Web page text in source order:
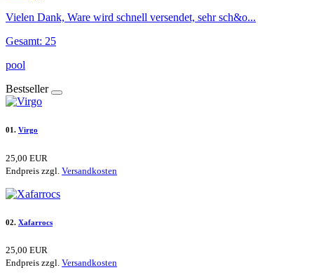
Vielen Dank, Ware wird schnell versendet, sehr sch&o...
Gesamt: 25
pool
Bestseller
01. Virgo
25,00 EUR
Endpreis zzgl. Versandkosten
02. Xafarrocs
25,00 EUR
Endpreis zzgl. Versandkosten